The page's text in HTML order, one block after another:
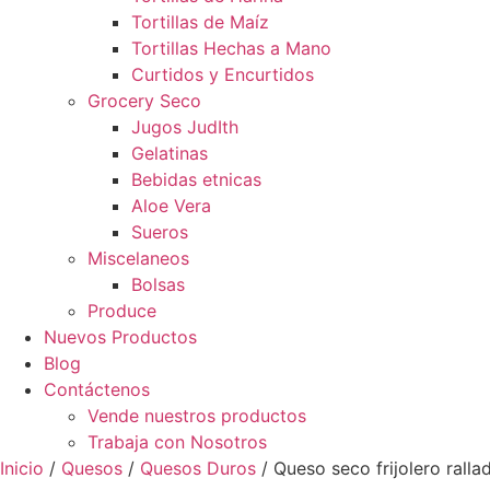
Tortillas de Maíz
Tortillas Hechas a Mano
Curtidos y Encurtidos
Grocery Seco
Jugos JudIth
Gelatinas
Bebidas etnicas
Aloe Vera
Sueros
Miscelaneos
Bolsas
Produce
Nuevos Productos
Blog
Contáctenos
Vende nuestros productos
Trabaja con Nosotros
Inicio / Quesos / Quesos Duros / Queso seco frijolero